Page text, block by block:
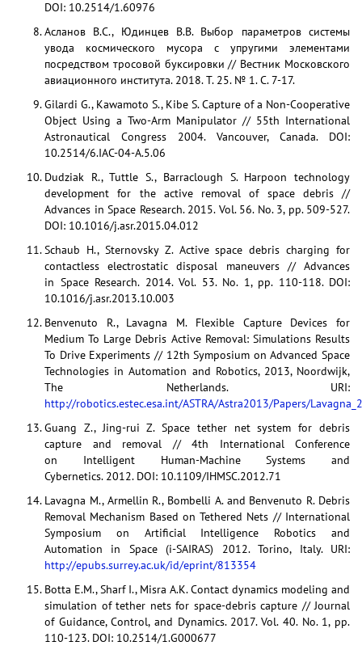
DOI: 10.2514/1.60976
Асланов В.С., Юдинцев В.В. Выбор параметров системы
увода космического мусора с упругими элементами
посредством тросовой буксировки // Вестник Московского
авиационного института. 2018. Т. 25. № 1. С. 7-17.
Gilardi G., Kawamoto S., Kibe S. Capture of a Non-Cooperative
Object Using a Two-Arm Manipulator // 55th International
Astronautical Congress 2004. Vancouver, Canada. DOI:
10.2514/6.IAC-04-A.5.06
Dudziak R., Tuttle S., Barraclough S. Harpoon technology
development for the active removal of space debris //
Advances in Space Research. 2015. Vol. 56. No. 3, pp. 509-527.
DOI: 10.1016/j.asr.2015.04.012
Schaub H., Sternovsky Z. Active space debris charging for
contactless electrostatic disposal maneuvers // Advances
in Space Research. 2014. Vol. 53. No. 1, pp. 110-118. DOI:
10.1016/j.asr.2013.10.003
Benvenuto R., Lavagna M. Flexible Capture Devices for
Medium To Large Debris Active Removal: Simulations Results
To Drive Experiments // 12th Symposium on Advanced Space
Technologies in Automation and Robotics, 2013, Noordwijk,
The Netherlands. URI:
http://robotics.estec.esa.int/ASTRA/Astra2013/Papers/
Guang Z., Jing-rui Z. Space tether net system for debris
capture and removal // 4th International Conference
on Intelligent Human-Machine Systems and
Cybernetics. 2012. DOI: 10.1109/IHMSC.2012.71
Lavagna M., Armellin R., Bombelli A. and Benvenuto R. Debris
Removal Mechanism Based on Tethered Nets // International
Symposium on Artificial Intelligence Robotics and
Automation in Space (i-SAIRAS) 2012. Torino, Italy. URI:
http://epubs.surrey.ac.uk/id/eprint/813354
Botta E.M., Sharf I., Misra A.K. Contact dynamics modeling and
simulation of tether nets for space-debris capture // Journal
of Guidance, Control, and Dynamics. 2017. Vol. 40. No. 1, pp.
110-123. DOI: 10.2514/1.G000677